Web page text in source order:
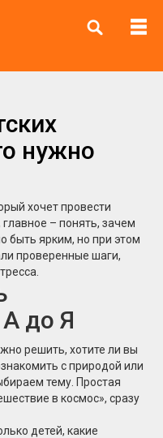
нужно
хочет провести
– понять, зачем
быть ярким, но при этом
проверенные шаги,
до Я
решить, хотите ли вы
с природой или
тему. Простая
в космос», сразу
детей, какие